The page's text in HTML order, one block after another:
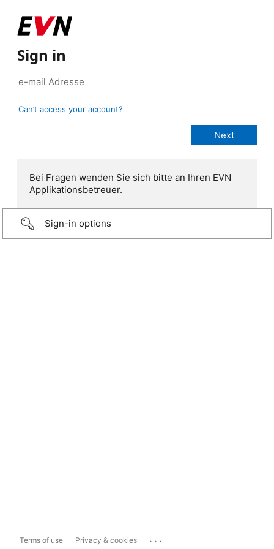
Sign in
Can’t access your account?
Bei Fragen wenden Sie sich bitte an Ihren EVN
Applikationsbetreuer.
Sign-in options
Terms of use Privacy & cookies ...